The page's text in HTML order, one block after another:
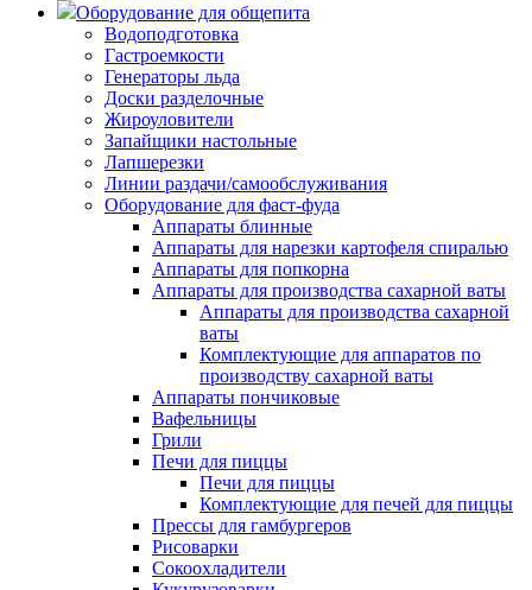
Оборудование для общепита
Водоподготовка
Гастроемкости
Генераторы льда
Доски разделочные
Жироуловители
Запайщики настольные
Лапшерезки
Линии раздачи/самообслуживания
Оборудование для фаст-фуда
Аппараты блинные
Аппараты для нарезки картофеля спиралью
Аппараты для попкорна
Аппараты для производства сахарной ваты
Аппараты для производства сахарной
ваты
Комплектующие для аппаратов по
производству сахарной ваты
Аппараты пончиковые
Вафельницы
Грили
Печи для пиццы
Печи для пиццы
Комплектующие для печей для пиццы
Прессы для гамбургеров
Рисоварки
Сокоохладители